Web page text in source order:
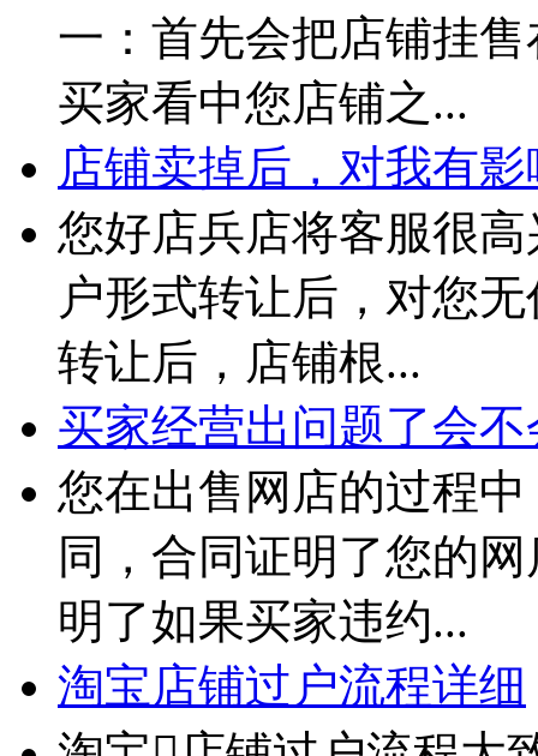
一：首先会把店铺挂
买家看中您店铺之...
店铺卖掉后，对我有
您好店兵店将客服很
户形式转让后，对您
转让后，店铺根...
买家经营出问题了会
您在出售网店的过程
同，合同证明了您的
明了如果买家违约...
淘宝店铺过户流程详细